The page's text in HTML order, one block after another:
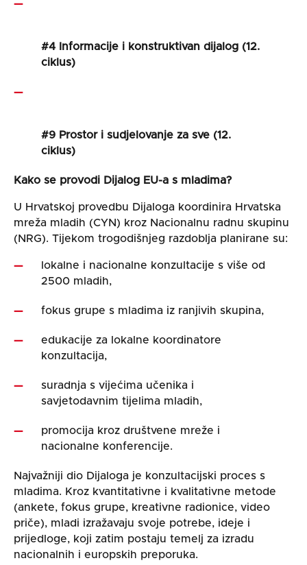
#4 Informacije i konstruktivan dijalog (12.
ciklus)
#9 Prostor i sudjelovanje za sve (12.
ciklus)
Kako se provodi Dijalog EU-a s mladima?
U Hrvatskoj provedbu Dijaloga koordinira Hrvatska
mreža mladih (CYN) kroz Nacionalnu radnu skupinu
(NRG). Tijekom trogodišnjeg razdoblja planirane su:
lokalne i nacionalne konzultacije s više od
2500 mladih,
fokus grupe s mladima iz ranjivih skupina,
edukacije za lokalne koordinatore
konzultacija,
suradnja s vijećima učenika i
savjetodavnim tijelima mladih,
promocija kroz društvene mreže i
nacionalne konferencije.
Najvažniji dio Dijaloga je konzultacijski proces s
mladima. Kroz kvantitativne i kvalitativne metode
(ankete, fokus grupe, kreativne radionice, video
priče), mladi izražavaju svoje potrebe, ideje i
prijedloge, koji zatim postaju temelj za izradu
nacionalnih i europskih preporuka.